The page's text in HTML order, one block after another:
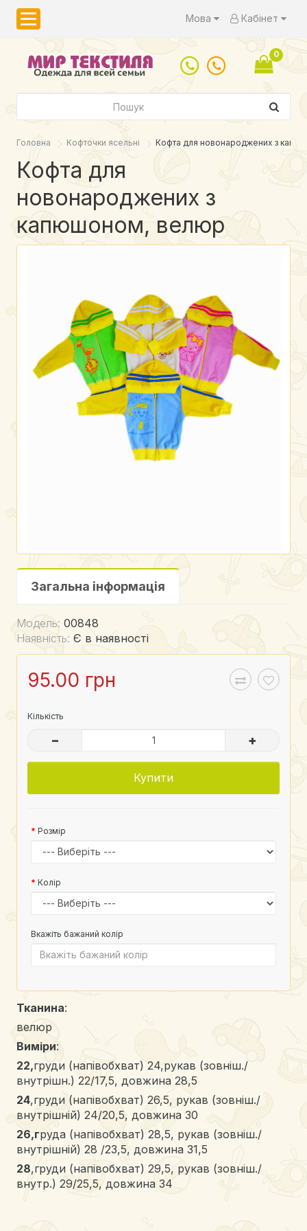
Мова Кабінет
0
Головна Кофточки ясельні Кофта для новонароджених з
Кофта для
новонароджених з
капюшоном, велюр
Загальна інформація
Модель: 00848
Наявність: Є в наявності
95.00 грн
Кількість
– +
Купити
Розмір
Колір
Вкажіть бажаний колір
Тканина:
велюр
Виміри:
22,груди (напівобхват) 24,рукав (зовніш./
внутрішн.) 22/17,5, довжина 28,5
24,груди (напівобхват) 26,5, рукав (зовніш./
внутрішній) 24/20,5, довжина 30
26,груда (напівобхват) 28,5, рукав (зовніш./
внутрішній) 28 /23,5, довжина 31,5
28,груди (напівобхват) 29,5, рукав (зовніш./
внутр.) 29/25,5, довжина 34